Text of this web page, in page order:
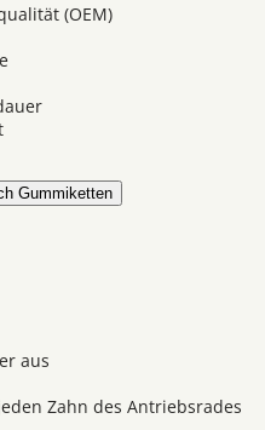
(OEM)
Gummiketten
aus
Zahn des Antriebsrades